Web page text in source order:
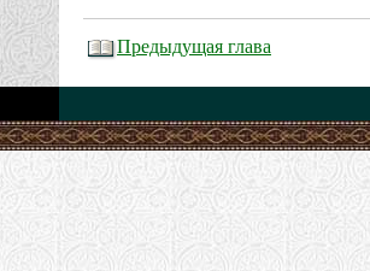
Предыдущая глава